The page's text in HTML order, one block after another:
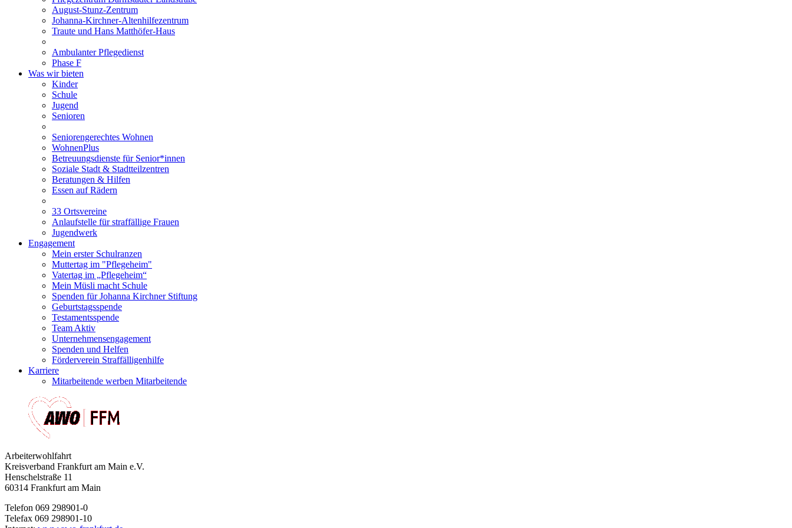
August-Stunz-Zentrum
Johanna-Kirchner-Altenhilfezentrum
Traute und Hans Matthöfer-Haus
Ambulanter Pflegedienst
Phase F
Was wir bieten
Kinder
Schule
Jugend
Senioren
Seniorengerechtes Wohnen
WohnenPlus
Betreuungsdienste für Senior*innen
Soziale Stadt & Stadtteilzentren
Beratungen & Hilfen
Essen auf Rädern
33 Ortsvereine
Anlaufstelle für straffällige Frauen
Jugendwerk
Engagement
Mein erster Schulranzen
Muttertag im "Pflegeheim"
Vatertag im „Pflegeheim“
Mein Müsli macht Schule
Spenden für Johanna Kirchner Stiftung
Geburtstagsspende
Testamentsspende
Team Aktiv
Unternehmensengagement
Spenden und Helfen
Förderverein Straffälligenhilfe
Karriere
Mitarbeitende werben Mitarbeitende
Arbeiterwohlfahrt
Kreisverband Frankfurt am Main e.V.
Henschelstraße 11
60314 Frankfurt am Main
Telefon 069 298901-0
Telefax 069 298901-10